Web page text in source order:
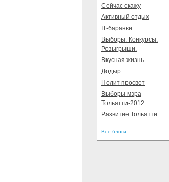
Сейчас скажу
Активный отдых
IT-баранки
Выборы. Конкурсы.
Розыгрыши.
Вкусная жизнь
Додыр
Полит просвет
Выборы мэра
Тольятти-2012
Развитие Тольятти
Все блоги